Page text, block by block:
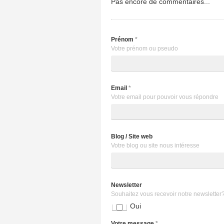
Prénom *
Votre prénom ou pseudo
Email *
Votre email pour pouvoir vous répondre
Blog / Site web
Votre blog ou site nous intéresse
Newsletter
Souhaitez vous recevoir notre
Oui